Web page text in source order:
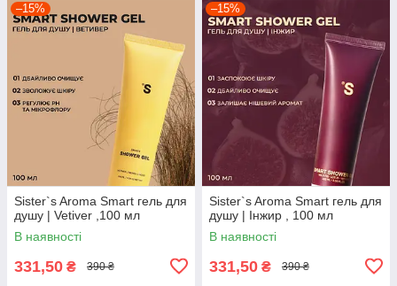
–15%
Sister`s Aroma Smart гель для
душу | Vetiver ,100 мл
В наявності
331,50 ₴ 390 ₴
–15%
Sister`s Aroma Smart гель для
душу | Інжир , 100 мл
В наявності
331,50 ₴ 390 ₴